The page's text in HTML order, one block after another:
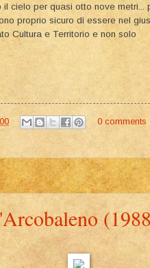
cielo per quasi otto nove metri...
proprio sicuro di essere nel
Cultura e Territorio e non solo
0 comments